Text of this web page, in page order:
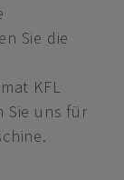
Sie die
KFL
Sie uns für